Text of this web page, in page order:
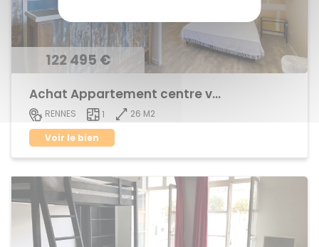
122 495 €
Achat Appartement centre ville
RENNES 1
26 M2
Voir le bien